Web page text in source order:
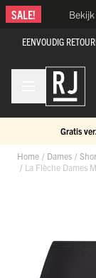
Ga naar de inhoud
SALE!
EENVOUDIG
Gratis
Home / Dames /
/ La Flèche Dames